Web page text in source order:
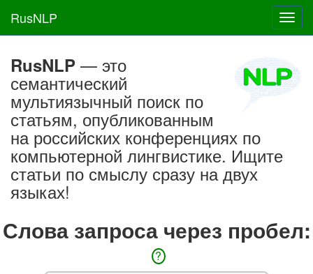
RusNLP
RusNLP — это
семантический
мультиязычный поиск по
статьям, опубликованным
на российских конференциях по
компьютерной лингвистике. Ищите
статьи по смыслу сразу на двух
языках!
Слова запроса через пробел:
?